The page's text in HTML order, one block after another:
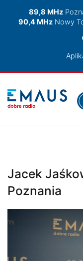
89,8 MHz
90,4 MHz Nowy
Jacek
Poznania